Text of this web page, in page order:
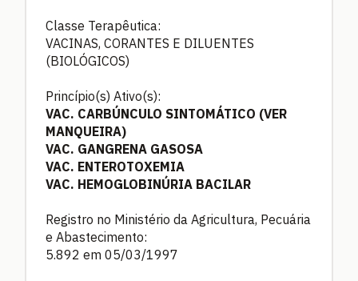
Classe Terapêutica:
VACINAS, CORANTES E DILUENTES
(BIOLÓGICOS)
Princípio(s) Ativo(s):
VAC. CARBÚNCULO SINTOMÁTICO (VER
MANQUEIRA)
VAC. GANGRENA GASOSA
VAC. ENTEROTOXEMIA
VAC. HEMOGLOBINÚRIA BACILAR
Registro no Ministério da Agricultura, Pecuária
e Abastecimento:
5.892 em 05/03/1997